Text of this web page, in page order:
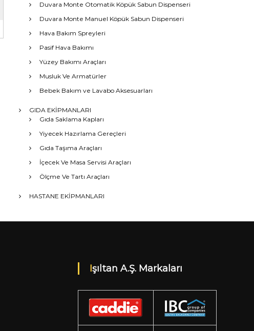
Duvara Monte Otomatik Köpük Sabun Dispenseri
Duvara Monte Manuel Köpük Sabun Dispenseri
Hava Bakım Spreyleri
Pasif Hava Bakımı
Yüzey Bakımı Araçları
Musluk Ve Armatürler
Bebek Bakım ve Lavabo Aksesuarları
GIDA EKİPMANLARI
Gıda Saklama Kapları
Yiyecek Hazırlama Gereçleri
Gıda Taşıma Araçları
İçecek Ve Masa Servisi Araçları
Ölçme Ve Tartı Araçları
HASTANE EKİPMANLARI
Işıltan A.Ş. Markaları